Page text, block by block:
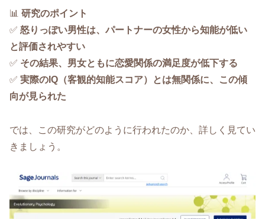
📊 研究のポイント
✅ 怒りっぽい男性は、パートナーの女性から知能が低い
と評価されやすい
✅ その結果、男女ともに恋愛関係の満足度が低下する
✅ 実際のIQ（客観的知能スコア）とは無関係に、この傾
向が見られた
では、この研究がどのように行われたのか、詳しく見てい
きましょう。